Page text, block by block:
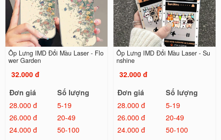
Ốp Lưng IMD Đổi Màu Laser - Flo
wer Garden
32.000 đ
Đơn giá
Số lượng
28.000 đ
5-19
26.000 đ
20-49
24.000 đ
50-100
Ốp Lưng IMD Đổi Màu Laser - Su
nshine
32.000 đ
Đơn giá
Số lượng
28.000 đ
5-19
26.000 đ
20-49
24.000 đ
50-100